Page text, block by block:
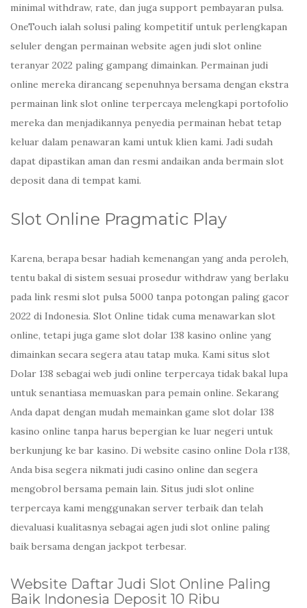
minimal withdraw, rate, dan juga support pembayaran pulsa.
OneTouch ialah solusi paling kompetitif untuk perlengkapan
seluler dengan permainan website agen judi slot online
teranyar 2022 paling gampang dimainkan. Permainan judi
online mereka dirancang sepenuhnya bersama dengan ekstra
permainan link slot online terpercaya melengkapi portofolio
mereka dan menjadikannya penyedia permainan hebat tetap
keluar dalam penawaran kami untuk klien kami. Jadi sudah
dapat dipastikan aman dan resmi andaikan anda bermain slot
deposit dana di tempat kami.
Slot Online Pragmatic Play
Karena, berapa besar hadiah kemenangan yang anda peroleh,
tentu bakal di sistem sesuai prosedur withdraw yang berlaku
pada link resmi slot pulsa 5000 tanpa potongan paling gacor
2022 di Indonesia. Slot Online tidak cuma menawarkan slot
online, tetapi juga game slot dolar 138 kasino online yang
dimainkan secara segera atau tatap muka. Kami situs slot
Dolar 138 sebagai web judi online terpercaya tidak bakal lupa
untuk senantiasa memuaskan para pemain online. Sekarang
Anda dapat dengan mudah memainkan game slot dolar 138
kasino online tanpa harus bepergian ke luar negeri untuk
berkunjung ke bar kasino. Di website casino online Dola r138,
Anda bisa segera nikmati judi casino online dan segera
mengobrol bersama pemain lain. Situs judi slot online
terpercaya kami menggunakan server terbaik dan telah
dievaluasi kualitasnya sebagai agen judi slot online paling
baik bersama dengan jackpot terbesar.
Website Daftar Judi Slot Online Paling
Baik Indonesia Deposit 10 Ribu